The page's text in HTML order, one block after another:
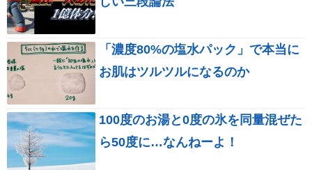
「濃度80%の塩水パック」で本当に
お肌はツルツルになるのか
100度のお湯と0度の氷を同量混ぜた
ら50度に…なんねーよ！